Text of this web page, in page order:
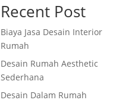
Recent Post
Biaya Jasa Desain Interior
Rumah
Desain Rumah Aesthetic
Sederhana
Desain Dalam Rumah